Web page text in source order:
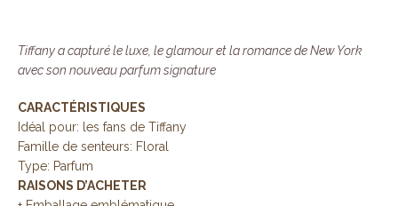
Tiffany a capturé le luxe, le glamour et la romance de New York
avec son nouveau parfum signature
CARACTÉRISTIQUES
Idéal pour: les fans de Tiffany
Famille de senteurs: Floral
Type: Parfum
RAISONS D’ACHETER